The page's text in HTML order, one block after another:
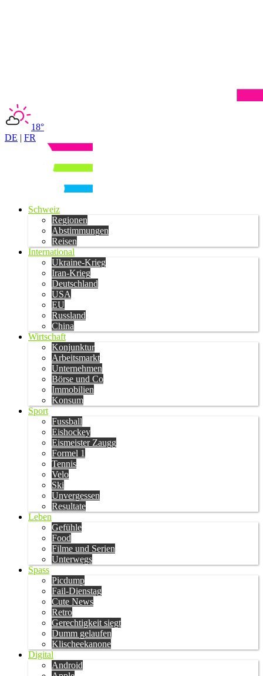
18°
DE | FR
Schweiz
Regionen
Abstimmungen
Reisen
International
Ukraine-Krieg
Iran-Krieg
Deutschland
USA
EU
Russland
China
Wirtschaft
Konjunktur
Arbeitsmarkt
Unternehmen
Börse und Co
Immobilien
Konsum
Sport
Fussball
Eishockey
Eismeister Zaugg
Formel 1
Tennis
Velo
Ski
Unvergessen
Resultate
Leben
Gefühle
Food
Filme und Serien
Unterwegs
Spass
Picdump
Fail-Dienstag
Cute News
Retro
Gerechtigkeit siegt
Dumm gelaufen
Klischeekanone
Digital
Android